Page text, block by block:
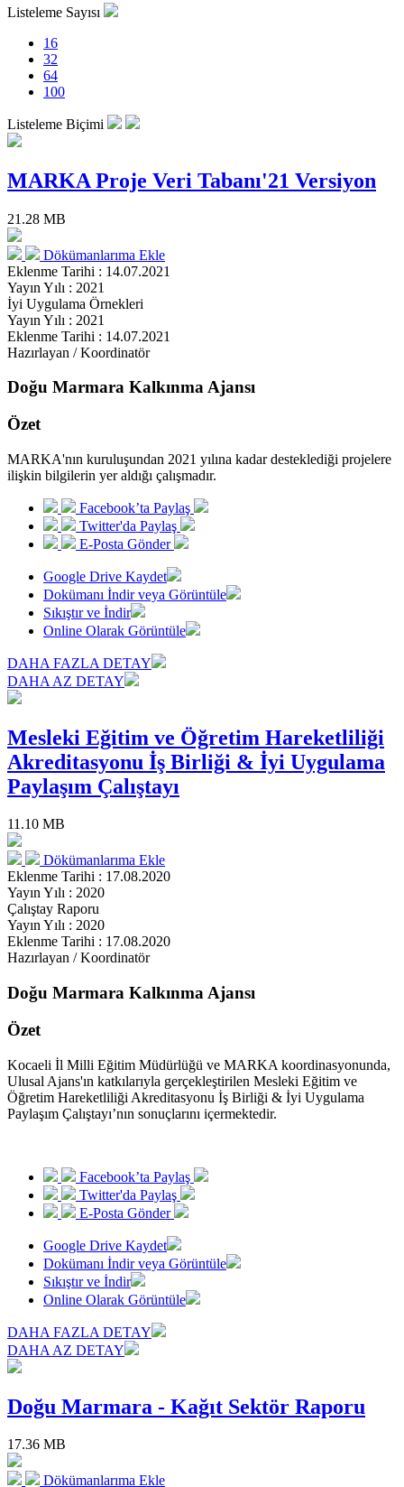
Listeleme Sayısı
16
32
64
100
Listeleme Biçimi
MARKA Proje Veri Tabanı'21 Versiyon
21.28 MB
Dökümanlarıma Ekle
Eklenme Tarihi : 14.07.2021
Yayın Yılı : 2021
İyi Uygulama Örnekleri
Yayın Yılı : 2021
Eklenme Tarihi : 14.07.2021
Hazırlayan / Koordinatör
Doğu Marmara Kalkınma Ajansı
Özet
MARKA'nın kuruluşundan 2021 yılına kadar desteklediği projelere
ilişkin bilgilerin yer aldığı çalışmadır.
Facebook’ta Paylaş
Twitter'da Paylaş
E-Posta Gönder
Google Drive Kaydet
Dokümanı İndir veya Görüntüle
Sıkıştır ve İndir
Online Olarak Görüntüle
DAHA FAZLA DETAY
DAHA AZ DETAY
Mesleki Eğitim ve Öğretim Hareketliliği
Akreditasyonu İş Birliği & İyi Uygulama
Paylaşım Çalıştayı
11.10 MB
Dökümanlarıma Ekle
Eklenme Tarihi : 17.08.2020
Yayın Yılı : 2020
Çalıştay Raporu
Yayın Yılı : 2020
Eklenme Tarihi : 17.08.2020
Hazırlayan / Koordinatör
Doğu Marmara Kalkınma Ajansı
Özet
Kocaeli İl Milli Eğitim Müdürlüğü ve MARKA koordinasyonunda,
Ulusal Ajans'ın katkılarıyla gerçekleştirilen Mesleki Eğitim ve
Öğretim Hareketliliği Akreditasyonu İş Birliği & İyi Uygulama
Paylaşım Çalıştayı’nın sonuçlarını içermektedir.
Facebook’ta Paylaş
Twitter'da Paylaş
E-Posta Gönder
Google Drive Kaydet
Dokümanı İndir veya Görüntüle
Sıkıştır ve İndir
Online Olarak Görüntüle
DAHA FAZLA DETAY
DAHA AZ DETAY
Doğu Marmara - Kağıt Sektör Raporu
17.36 MB
Dökümanlarıma Ekle